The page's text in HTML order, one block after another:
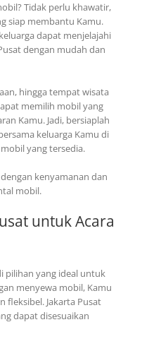
Tidak perlu khawatir,
siap membantu Kamu.
dapat menjelajahi
dengan mudah dan
hingga tempat wisata
memilih mobil yang
Kamu. Jadi, bersiaplah
keluarga Kamu di
yang tersedia.
kenyamanan dan
mobil.
untuk Acara
pilihan yang ideal untuk
menyewa mobil, Kamu
fleksibel. Jakarta Pusat
dapat disesuaikan